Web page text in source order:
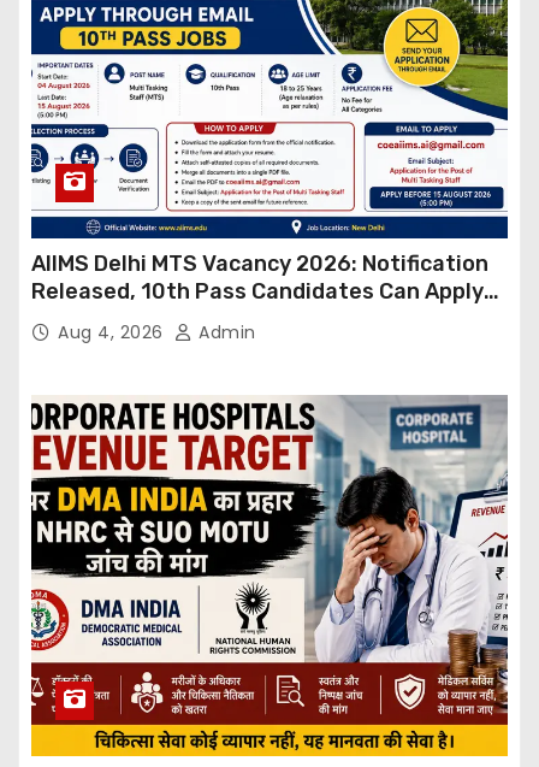
AIIMS Delhi MTS Vacancy 2026: Notification
Released, 10th Pass Candidates Can Apply
Through Email
Aug 4, 2026 Admin